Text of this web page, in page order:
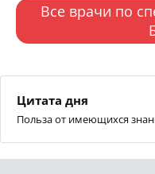
Все врачи по
Цитата дня
Польза от имеющихся